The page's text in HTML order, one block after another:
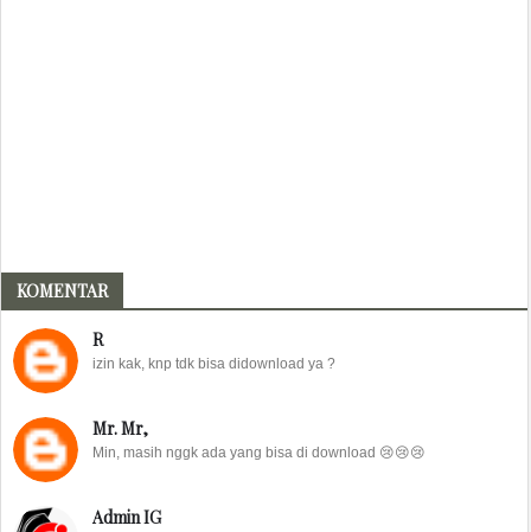
KOMENTAR
R
izin kak, knp tdk bisa didownload ya ?
Mr. Mr,
Min, masih nggk ada yang bisa di download 😢😢😢
Admin IG